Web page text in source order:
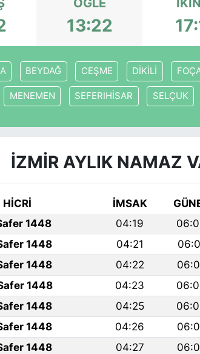
ÖĞLE
13:22
BEYDAĞ CEŞME DİKİLİ
MENEMEN SEFERIHİSAR SELÇUK
İZMİR AYLIK NAMAZ
HİCRİ İMSAK
1448 04:19
1448 04:21
1448 04:22
1448 04:23
1448 04:25
1448 04:26
1448 04:27